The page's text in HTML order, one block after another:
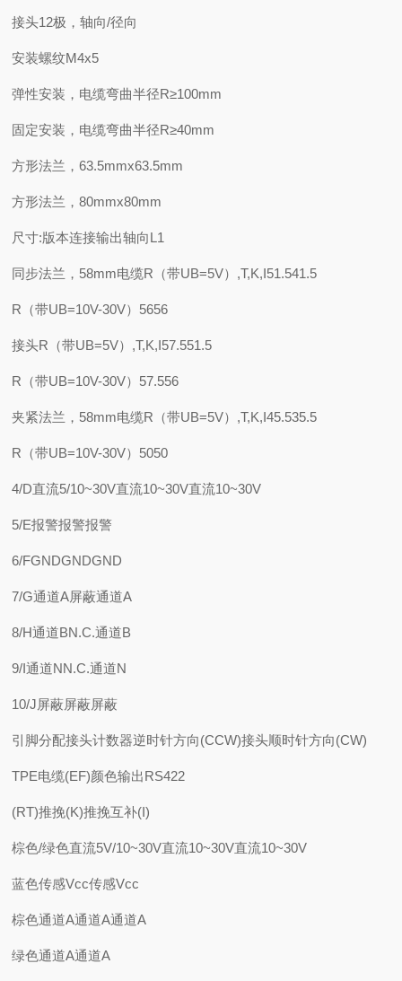
接头12极，轴向/径向
安装螺纹M4x5
弹性安装，电缆弯曲半径R≥100mm
固定安装，电缆弯曲半径R≥40mm
方形法兰，63.5mmx63.5mm
方形法兰，80mmx80mm
尺寸:版本连接输出轴向L1
同步法兰，58mm电缆R（带UB=5V）,T,K,I51.541.5
R（带UB=10V-30V）5656
接头R（带UB=5V）,T,K,I57.551.5
R（带UB=10V-30V）57.556
夹紧法兰，58mm电缆R（带UB=5V）,T,K,I45.535.5
R（带UB=10V-30V）5050
4/D直流5/10~30V直流10~30V直流10~30V
5/E报警报警报警
6/FGNDGNDGND
7/G通道A屏蔽通道A
8/H通道BN.C.通道B
9/I通道NN.C.通道N
10/J屏蔽屏蔽屏蔽
引脚分配接头计数器逆时针方向(CCW)接头顺时针方向(CW)
TPE电缆(EF)颜色输出RS422
(RT)推挽(K)推挽互补(I)
棕色/绿色直流5V/10~30V直流10~30V直流10~30V
蓝色传感Vcc传感Vcc
棕色通道A通道A通道A
绿色通道A通道A